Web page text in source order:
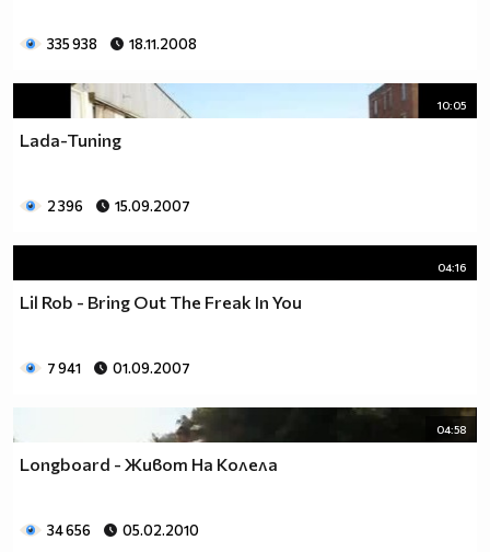
335 938 18.11.2008
10:05
Lada-Tuning
2 396 15.09.2007
04:16
Lil Rob - Bring Out The Freak In You
7 941 01.09.2007
04:58
Longboard - Живот На Колела
34 656 05.02.2010